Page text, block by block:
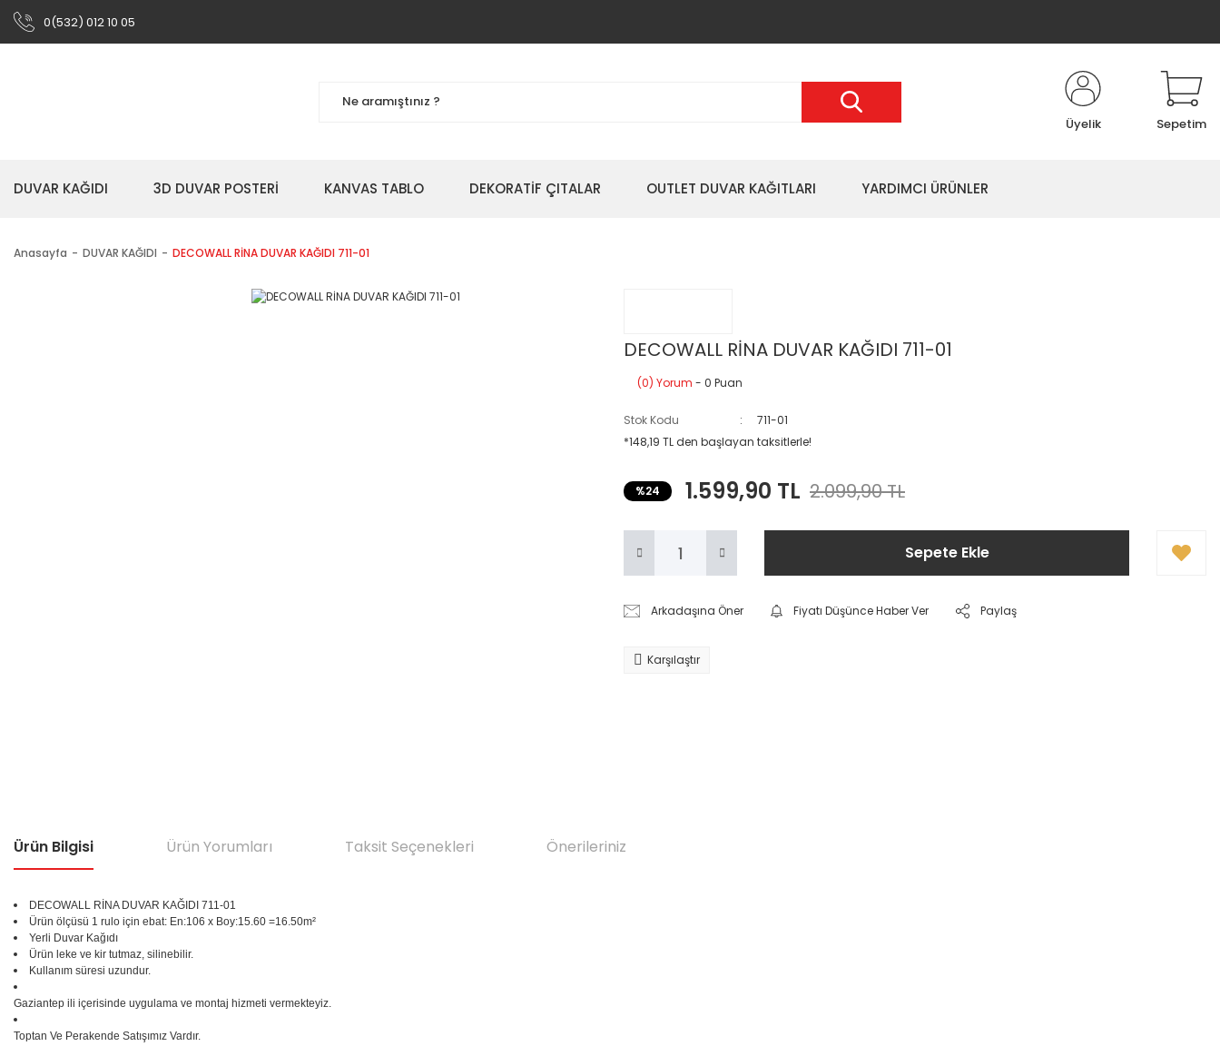
0(532) 012 10 05
Üyelik Sepetim
DUVAR KAĞIDI 3D DUVAR POSTERİ KANVAS TABLO DEKORATİF ÇITALAR OUTLET DUVAR KAĞITLARI YARDIMCI ÜRÜNLER
Anasayfa DUVAR KAĞIDI DECOWALL RİNA DUVAR KAĞIDI 711-01
DECOWALL RİNA DUVAR KAĞIDI 711-01
(0) Yorum - 0 Puan
Stok Kodu
711-01
*148,19 TL den başlayan taksitlerle!
%24 1.599,90 TL 2.099,90 TL
Sepete Ekle
Arkadaşına Öner Fiyatı Düşünce Haber Ver Paylaş
Karşılaştır
Ürün Bilgisi Ürün Yorumları Taksit Seçenekleri Önerileriniz
DECOWALL RİNA DUVAR KAĞIDI 711-01
Ürün ölçüsü 1 rulo için ebat: En:106 x Boy:15.60 =16.50m²
Yerli Duvar Kağıdı
Ürün leke ve kir tutmaz, silinebilir.
Kullanım süresi uzundur.
Gaziantep ili içerisinde uygulama ve montaj hizmeti vermekteyiz.
Toptan Ve Perakende Satışımız Vardır.